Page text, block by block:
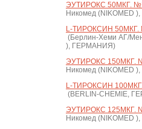
ЭУТИРОКС 50МКГ.
Никомед (NIKOMED
L-ТИРОКСИН
(Берлин-Хеми АГ/
), ГЕРМАНИЯ)
ЭУТИРОКС 150МКГ.
Никомед (NIKOMED
L-ТИРОКСИН
(BERLIN-CHEMIE,
ЭУТИРОКС 125МКГ.
Никомед (NIKOMED